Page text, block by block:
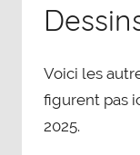
Voici les
figurent pas
2025.